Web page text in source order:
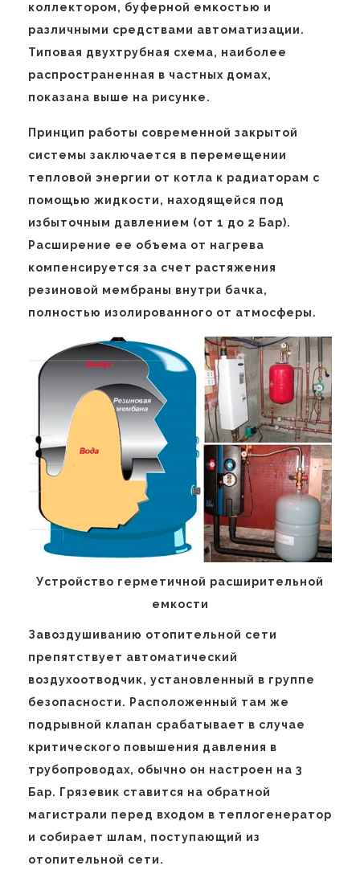
коллектором, буферной емкостью и
различными средствами автоматизации.
Типовая двухтрубная схема, наиболее
распространенная в частных домах,
показана выше на рисунке.
Принцип работы современной закрытой
системы заключается в перемещении
тепловой энергии от котла к радиаторам с
помощью жидкости, находящейся под
избыточным давлением (от 1 до 2 Бар).
Расширение ее объема от нагрева
компенсируется за счет растяжения
резиновой мембраны внутри бачка,
полностью изолированного от атмосферы.
Устройство герметичной расширительной
емкости
Завоздушиванию отопительной сети
препятствует автоматический
воздухоотводчик, установленный в группе
безопасности. Расположенный там же
подрывной клапан срабатывает в случае
критического повышения давления в
трубопроводах, обычно он настроен на 3
Бар. Грязевик ставится на обратной
магистрали перед входом в теплогенератор
и собирает шлам, поступающий из
отопительной сети.